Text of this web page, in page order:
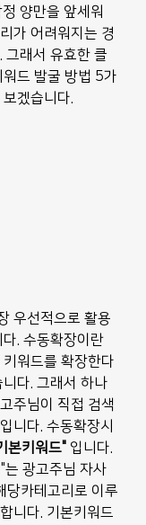
양만을 앞세워
가 어려워지는 경
그래서 유효한 클
드 발굴 방법 5가
겠습니다.
우선적으로 활용
. 수동확장이란
워드를 확장한다
다. 그래서 하나
주님이 직접 검색
니다. 수동확장시
본키워드" 입니다.
는 광고주님 자사
당카테고리로 이루
니다. 기본키워드